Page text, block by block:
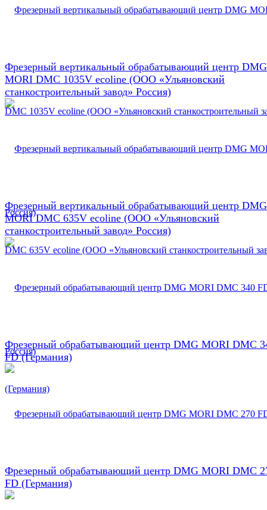
Фрезерный вертикальный обрабатывающий центр DMG
MORI DMC 1035V ecoline (ООО «Ульяновский
станкостроительный завод» Россия)
Фрезерный вертикальный обрабатывающий центр DMG
MORI DMC 635V ecoline (ООО «Ульяновский
станкостроительный завод» Россия)
Фрезерный обрабатывающий центр DMG MORI DMC
FD (Германия)
Фрезерный обрабатывающий центр DMG MORI DMC
FD (Германия)